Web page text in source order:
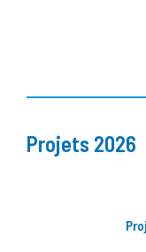
Projets 2026